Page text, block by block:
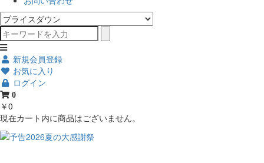
新規会員登録
お気に入り
ログイン
0
￥0
現在カート内に商品はございません。